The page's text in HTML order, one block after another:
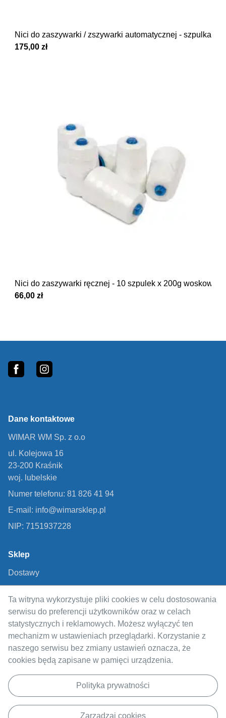
Nici do zaszywarki / zszywarki automatycznej - szpulka 5kg
175,00 zł
Nici do zaszywarki ręcznej - 10 szpulek x 200g
66,00 zł
Ta witryna wykorzystuje pliki cookies w celu dostosowania
serwisu do preferencji użytkowników oraz w celach
statystycznych i reklamowych. Możesz wyłączyć ten
mechanizm w ustawieniach przeglądarki. Korzystanie z
naszego serwisu bez zmiany ustawień oznacza, że
cookies będą zapisane w pamięci urządzenia.
Polityka prywatności
Zarządzaj cookies
Dane kontaktowe
WIMAR WM Sp. z o.o
ul. Kolejowa 16
23-200 Kraśnik
woj. lubelskie
Numer telefonu: 81 826 41 94
E-mail: info@wimarsklep.pl
NIP: 7151937228
Sklep
Dostawy
Regulamin
Polityka prywatności
Odstąpienie od umowy
Informacje
O nas
Skontaktuj się z nami